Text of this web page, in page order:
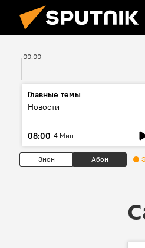
00:00
Главные темы
Новости
08:00 4 Мин
Знон Абон